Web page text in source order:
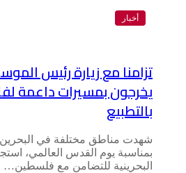
أخبار
تزامنا مع زيارة رئيس
يخرجون بمسيرات داعمة
بالتطبيع
شهدت مناطق مختلفة في
بمناسبة يوم القدس العالمي،
البحرينية للتضامن مع فلسطين…